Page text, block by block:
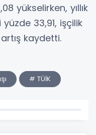
yükselirken, yıllık
33,91, işçilik
kaydetti.
# TÜİK